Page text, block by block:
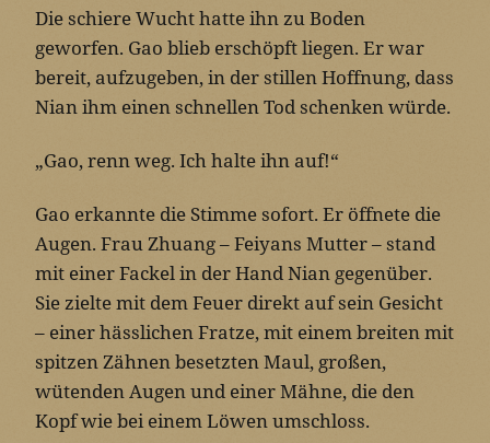
Die schiere Wucht hatte ihn zu Boden
geworfen. Gao blieb erschöpft liegen. Er war
bereit, aufzugeben, in der stillen Hoffnung, dass
Nian ihm einen schnellen Tod schenken würde.
„Gao, renn weg. Ich halte ihn auf!“
Gao erkannte die Stimme sofort. Er öffnete die
Augen. Frau Zhuang – Feiyans Mutter – stand
mit einer Fackel in der Hand Nian gegenüber.
Sie zielte mit dem Feuer direkt auf sein Gesicht
– einer hässlichen Fratze, mit einem breiten mit
spitzen Zähnen besetzten Maul, großen,
wütenden Augen und einer Mähne, die den
Kopf wie bei einem Löwen umschloss.